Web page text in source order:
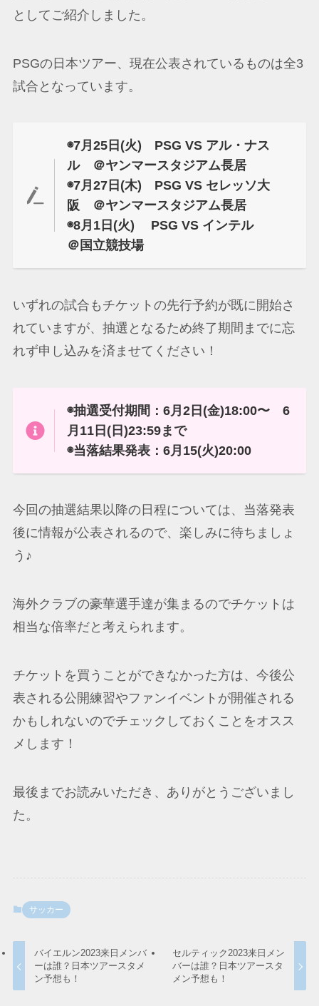
としてご紹介しました。
PSGの日本ツアー、現在公表されているものは全3
試合となっています。
◉7月25日(火) PSG VS アル・ナス
ル ＠ヤンマースタジアム長居
◉7月27日(木) PSG VS セレッソ大
阪 ＠ヤンマースタジアム長居
◉8月1日(火) PSG VS インテル
＠国立競技場
いずれの試合もチケットの先行予約が既に開始さ
れていますが、抽選となるため終了期間までに忘
れず申し込みを済ませてください！
◉抽選受付期間：6月2日(金)18:00〜 6
月11日(日)23:59まで
◉当落結果発表：6月15(火)20:00
今回の抽選結果以降の日程については、当落発表
後に情報が公表されるので、楽しみに待ちましょ
う♪
海外クラブの豪華選手達が集まるのでチケットは
相当な倍率だと考えられます。
チケットを買うことができなかった方は、今後公
表される公開練習やファンイベントが開催される
かもしれないのでチェックしておくことをオスス
メします！
最後までお読みいただき、ありがとうございまし
た。
サッカー
バイエルン2023来日メンバ
ーは誰？日本ツアースタメ
ン予想も！
セルティック2023来日メン
バーは誰？日本ツアースタ
メン予想も！